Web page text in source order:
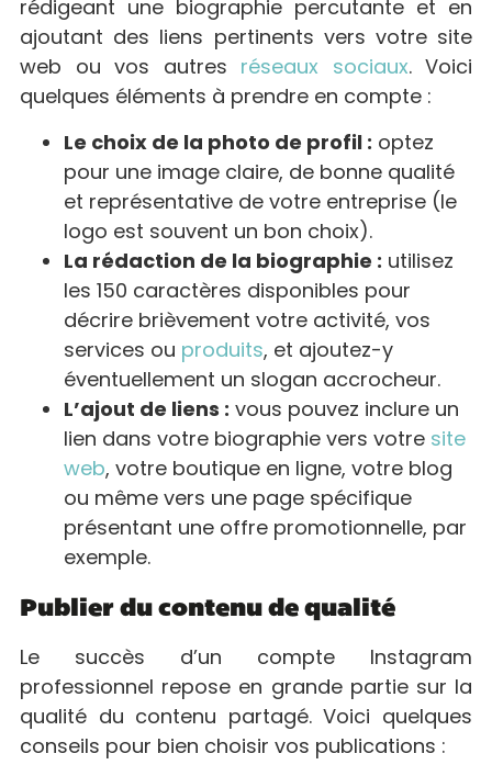
rédigeant une biographie percutante et en
ajoutant des liens pertinents vers votre site
web ou vos autres réseaux sociaux. Voici
quelques éléments à prendre en compte :
Le choix de la photo de profil : optez
pour une image claire, de bonne qualité
et représentative de votre entreprise (le
logo est souvent un bon choix).
La rédaction de la biographie : utilisez
les 150 caractères disponibles pour
décrire brièvement votre activité, vos
services ou produits, et ajoutez-y
éventuellement un slogan accrocheur.
L’ajout de liens : vous pouvez inclure un
lien dans votre biographie vers votre site
web, votre boutique en ligne, votre blog
ou même vers une page spécifique
présentant une offre promotionnelle, par
exemple.
Publier du contenu de qualité
Le succès d’un compte Instagram
professionnel repose en grande partie sur la
qualité du contenu partagé. Voici quelques
conseils pour bien choisir vos publications :